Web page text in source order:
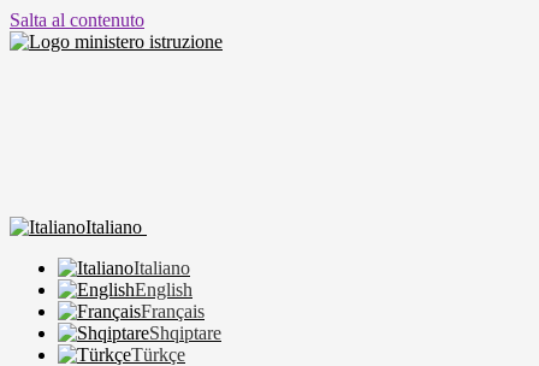
Salta al contenuto
Italiano
Italiano
English
Français
Shqiptare
Türkçe